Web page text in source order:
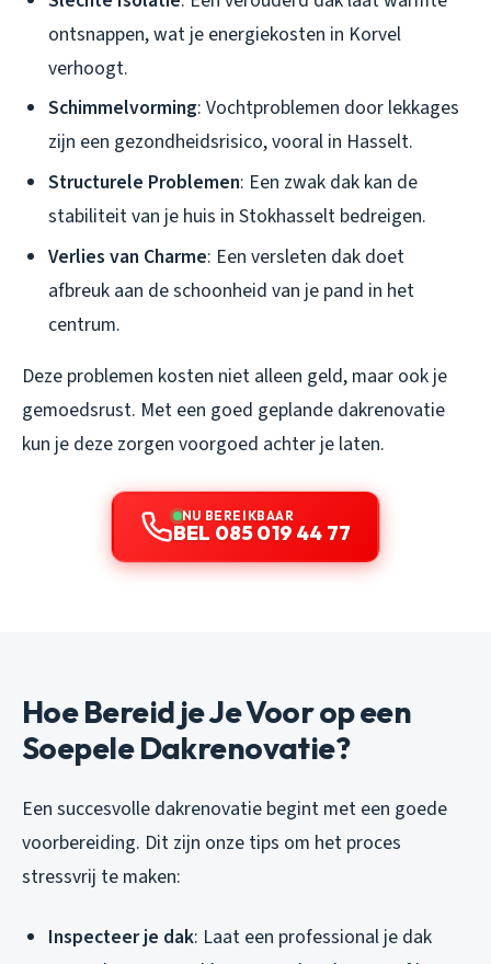
ontsnappen, wat je energiekosten in Korvel
verhoogt.
Schimmelvorming: Vochtproblemen door lekkages
zijn een gezondheidsrisico, vooral in Hasselt.
Structurele Problemen: Een zwak dak kan de
stabiliteit van je huis in Stokhasselt bedreigen.
Verlies van Charme: Een versleten dak doet
afbreuk aan de schoonheid van je pand in het
centrum.
Deze problemen kosten niet alleen geld, maar ook je
gemoedsrust. Met een goed geplande dakrenovatie
kun je deze zorgen voorgoed achter je laten.
NU BEREIKBAAR
BEL 085 019 44 77
Hoe Bereid je Je Voor op een
Soepele Dakrenovatie?
Een succesvolle dakrenovatie begint met een goede
voorbereiding. Dit zijn onze tips om het proces
stressvrij te maken:
Inspecteer je dak: Laat een professional je dak